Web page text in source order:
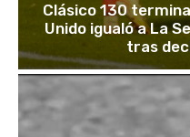
Clásico 130
Unido igualó a La
tras